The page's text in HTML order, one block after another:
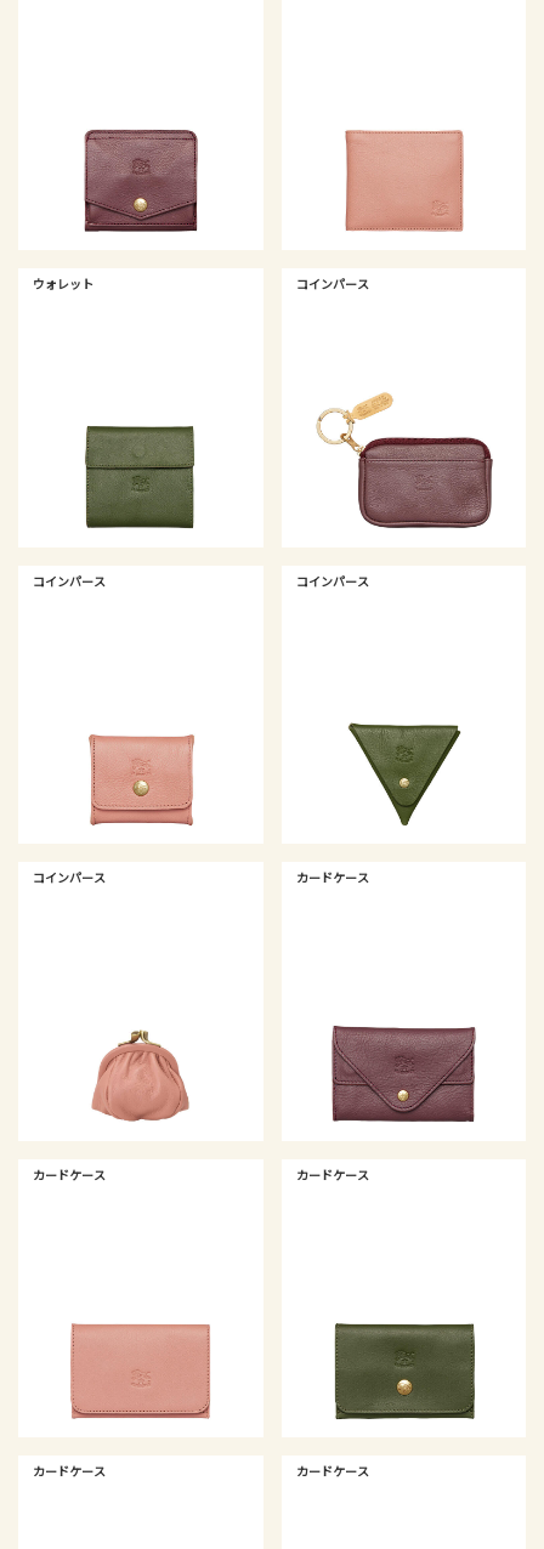
ウォレット コインパース
コインパース コインパース
コインパース カードケース
カードケース カードケース
カードケース カードケース